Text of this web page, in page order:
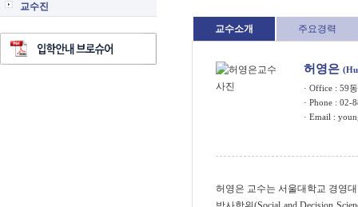
교수진
교수소개 주요경력
허영은
· Office : 59
· Phone : 02-
· Email :
허영은 교수는 서울대학교 경영